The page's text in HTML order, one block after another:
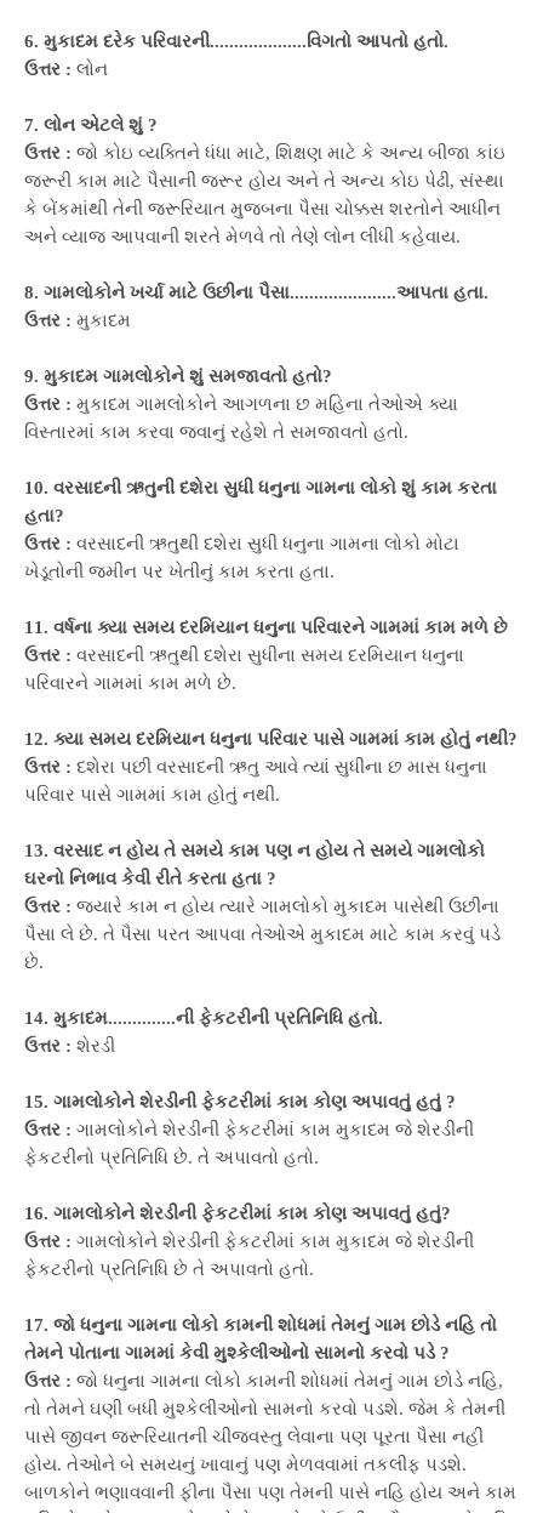
6. મુકાદમ દરેક પરિવારની....................વિગતો આપતો હતો.
ઉત્તર : લોન
7. લોન એટલે શું ?
ઉત્તર : જો કોઇ વ્યક્તિને ધંધા માટે, શિક્ષણ માટે કે અન્ય બીજા કાંઇ
જરૂરી કામ માટે પૈસાની જરૂર હોય અને તે અન્ય કોઇ પેઢી, સંસ્થા
કે બેંકમાંથી તેની જરૂરિયાત મુજબના પૈસા ચોક્કસ શરતોને આધીન
અને વ્યાજ આપવાની શરતે મેળવે તો તેણે લોન લીધી કહેવાય.
8. ગામલોકોને ખર્ચા માટે ઉછીના પૈસા......................આપતા હતા.
ઉત્તર : મુકાદમ
9. મુકાદમ ગામલોકોને શું સમજાવતો હતો?
ઉત્તર : મુકાદમ ગામલોકોને આગળના છ મહિના તેઓએ ક્યા
વિસ્તારમાં કામ કરવા જવાનું રહેશે તે સમજાવતો હતો.
10. વરસાદની ઋતુની દશેરા સુધી ધનુના ગામના લોકો શું કામ કરતા
હતા?
ઉત્તર : વરસાદની ઋતુથી દશેરા સુધી ધનુના ગામના લોકો મોટા
ખેડૂતોની જમીન પર ખેતીનું કામ કરતા હતા.
11. વર્ષના ક્યા સમય દરમિયાન ધનુના પરિવારને ગામમાં કામ મળે છે
ઉત્તર : વરસાદની ઋતુથી દશેરા સુધીના સમય દરમિયાન ધનુના
પરિવારને ગામમાં કામ મળે છે.
12. ક્યા સમય દરમિયાન ધનુના પરિવાર પાસે ગામમાં કામ હોતું નથી?
ઉત્તર : દશેરા પછી વરસાદની ઋતુ આવે ત્યાં સુધીના છ માસ ધનુના
પરિવાર પાસે ગામમાં કામ હોતું નથી.
13. વરસાદ ન હોય તે સમયે કામ પણ ન હોય તે સમયે ગામલોકો
ઘરનો નિભાવ કેવી રીતે કરતા હતા ?
ઉત્તર : જ્યારે કામ ન હોય ત્યારે ગામલોકો મુકાદમ પાસેથી ઉછીના
પૈસા લે છે. તે પૈસા પરત આપવા તેઓએ મુકાદમ માટે કામ કરવું પડે
છે.
14. મુકાદમ..............ની ફેકટરીની પ્રતિનિધિ હતો.
ઉત્તર : શેરડી
15. ગામલોકોને શેરડીની ફેકટરીમાં કામ કોણ અપાવતું હતું ?
ઉત્તર : ગામલોકોને શેરડીની ફેકટરીમાં કામ મુકાદમ જે શેરડીની
ફેકટરીનો પ્રતિનિધિ છે. તે અપાવતો હતો.
16. ગામલોકોને શેરડીની ફેકટરીમાં કામ કોણ અપાવતું હતું?
ઉત્તર : ગામલોકોને શેરડીની ફેકટરીમાં કામ મુકાદમ જે શેરડીની
ફેકટરીનો પ્રતિનિધિ છે તે અપાવતો હતો.
17. જો ધનુના ગામના લોકો કામની શોધમાં તેમનું ગામ છોડે નહિ તો
તેમને પોતાના ગામમાં કેવી મુશ્કેલીઓનો સામનો કરવો પડે ?
ઉત્તર : જો ધનુના ગામના લોકો કામની શોધમાં તેમનું ગામ છોડે નહિ,
તો તેમને ઘણી બધી મુશ્કેલીઓનો સામનો કરવો પડશે. જેમ કે તેમની
પાસે જીવન જરૂરિયાતની ચીજવસ્તુ લેવાના પણ પૂરતા પૈસા નહી
હોય. તેઓને બે સમયનું ખાવાનું પણ મેળવવામાં તકલીફ પડશે.
બાળકોને ભણાવવાની ફીના પૈસા પણ તેમની પાસે નહિ હોય અને કામ